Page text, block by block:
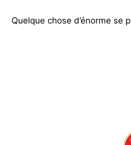
Quelque chose d’énorme